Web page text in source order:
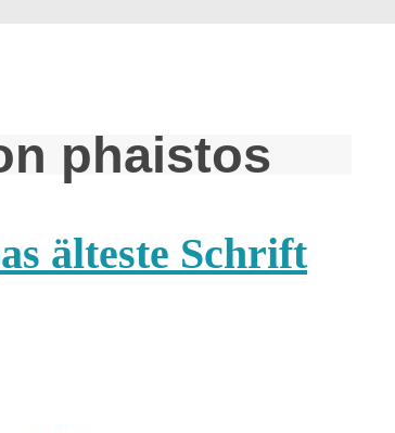
phaistos
älteste Schrift